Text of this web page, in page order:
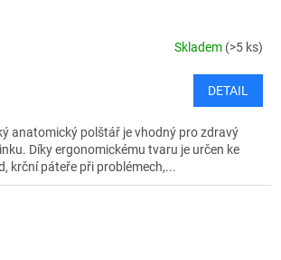
Skladem (>5 ks)
DETAIL
anatomický polštář je vhodný pro zdravý
Díky ergonomickému tvaru je určen ke
krční páteře při problémech,...